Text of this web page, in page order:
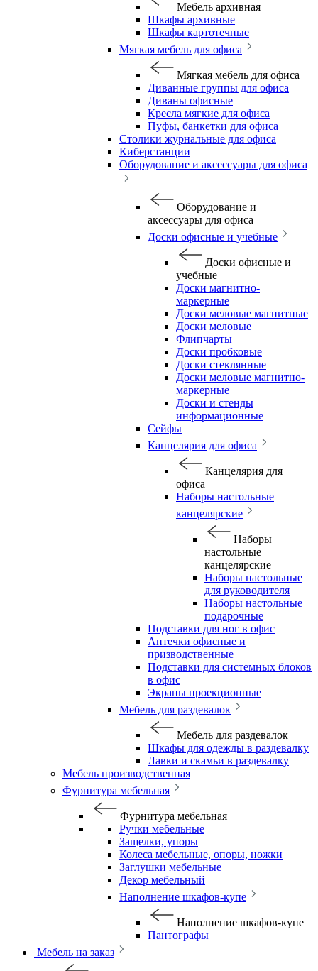
Мебель архивная
Шкафы архивные
Шкафы картотечные
Мягкая мебель для офиса
Мягкая мебель для офиса
Диванные группы для офиса
Диваны офисные
Кресла мягкие для офиса
Пуфы, банкетки для офиса
Столики журнальные для офиса
Киберстанции
Оборудование и аксессуары для офиса
Оборудование и
аксессуары для офиса
Доски офисные и учебные
Доски офисные и
учебные
Доски магнитно-
маркерные
Доски меловые магнитные
Доски меловые
Флипчарты
Доски пробковые
Доски стеклянные
Доски меловые магнитно-
маркерные
Доски и стенды
информационные
Сейфы
Канцелярия для офиса
Канцелярия для
офиса
Наборы настольные
канцелярские
Наборы
настольные
канцелярские
Наборы настольные
для руководителя
Наборы настольные
подарочные
Подставки для ног в офис
Аптечки офисные и
призводственные
Подставки для системных блоков
в офис
Экраны проекционные
Мебель для раздевалок
Мебель для раздевалок
Шкафы для одежды в раздевалку
Лавки и скамьи в раздевалку
Мебель производственная
Фурнитура мебельная
Фурнитура мебельная
Ручки мебельные
Защелки, упоры
Колеса мебельные, опоры, ножки
Заглушки мебельные
Декор мебельный
Наполнение шкафов-купе
Наполнение шкафов-купе
Пантографы
Мебель на заказ